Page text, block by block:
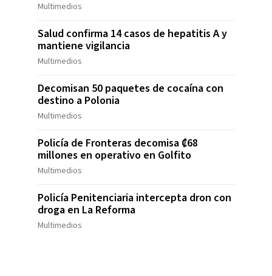
Multimedios
Salud confirma 14 casos de hepatitis A y
mantiene vigilancia
Multimedios
Decomisan 50 paquetes de cocaína con
destino a Polonia
Multimedios
Policía de Fronteras decomisa ₡68
millones en operativo en Golfito
Multimedios
Policía Penitenciaria intercepta dron con
droga en La Reforma
Multimedios